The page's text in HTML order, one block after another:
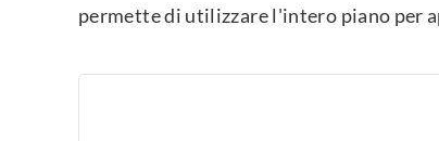
permette di utilizzare l'intero piano per